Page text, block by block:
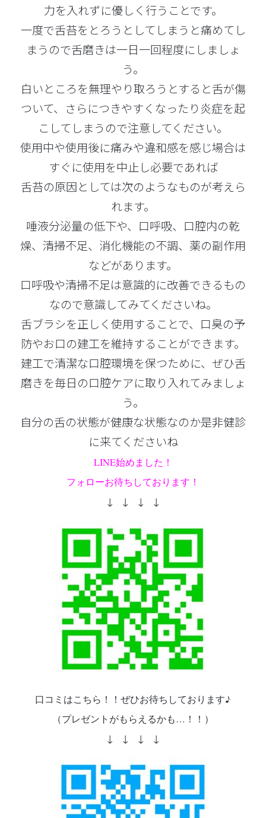
力を入れずに優しく行うことです。
一度で舌苔をとろうとしてしまうと痛めてし
まうので舌磨きは一日一回程度にしましょ
う。
白いところを無理やり取ろうとすると舌が傷
ついて、さらにつきやすくなったり炎症を起
こしてしまうので注意してください。
使用中や使用後に痛みや違和感を感じ場合は
すぐに使用を中止し必要であれば
舌苔の原因としては次のようなものが考えら
れます。
唾液分泌量の低下や、口呼吸、口腔内の乾
燥、清掃不足、消化機能の不調、薬の副作用
などがあります。
口呼吸や清掃不足は意識的に改善できるもの
なので意識してみてくださいね。
舌ブラシを正しく使用することで、口臭の予
防やお口の建工を維持することができます。
建工で清潔な口腔環境を保つために、ぜひ舌
磨きを毎日の口腔ケアに取り入れてみましょ
う。
自分の舌の状態が健康な状態なのか是非健診
に来てくださいね
LINE始めました！
フォローお待ちしております！
↓ ↓ ↓ ↓
口コミはこちら！！ぜひお待ちしております♪
（プレゼントがもらえるかも…！！）
↓ ↓ ↓ ↓